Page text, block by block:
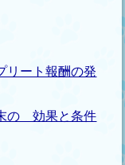
リート報酬の発
の 効果と条件